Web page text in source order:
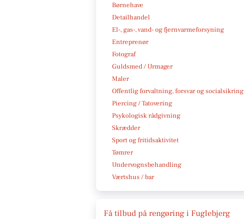
Børnehave
Detailhandel
El-, gas-, vand- og fjernvarmeforsyning
Entreprenør
Fotograf
Guldsmed / Urmager
Maler
Offentlig forvaltning, forsvar og socialsikring
Piercing / Tatovering
Psykologisk rådgivning
Skrædder
Sport og fritidsaktivitet
Tømrer
Undervognsbehandling
Værtshus / bar
Få tilbud på rengøring i Fuglebjerg